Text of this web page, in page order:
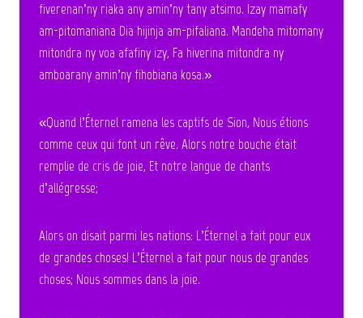
fiverenan’ny riaka any amin’ny tany atsimo. Izay mamafy
am-pitomaniana Dia hijinja am-pifaliana. Mandeha mitomany
mitondra ny voa afafiny izy, Fa hiverina mitondra ny
amboarany amin’ny fihobiana kosa.»
«Quand l’Éternel ramena les captifs de Sion, Nous étions
comme ceux qui font un rêve. Alors notre bouche était
remplie de cris de joie, Et notre langue de chants
d’allégresse;
Alors on disait parmi les nations: L’Éternel a fait pour eux
de grandes choses! L’Éternel a fait pour nous de grandes
choses; Nous sommes dans la joie.